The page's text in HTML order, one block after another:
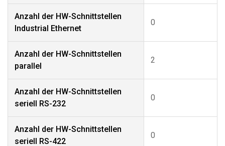
Anzahl der HW-Schnittstellen
Industrial Ethernet
0
Anzahl der HW-Schnittstellen
parallel
2
Anzahl der HW-Schnittstellen
seriell RS-232
0
Anzahl der HW-Schnittstellen
seriell RS-422
0